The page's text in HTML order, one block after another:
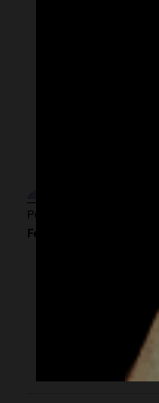
Por
Federico Albarenque